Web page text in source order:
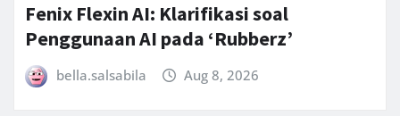
Fenix Flexin AI: Klarifikasi soal
Penggunaan AI pada ‘Rubberz’
bella.salsabila Aug 8, 2026